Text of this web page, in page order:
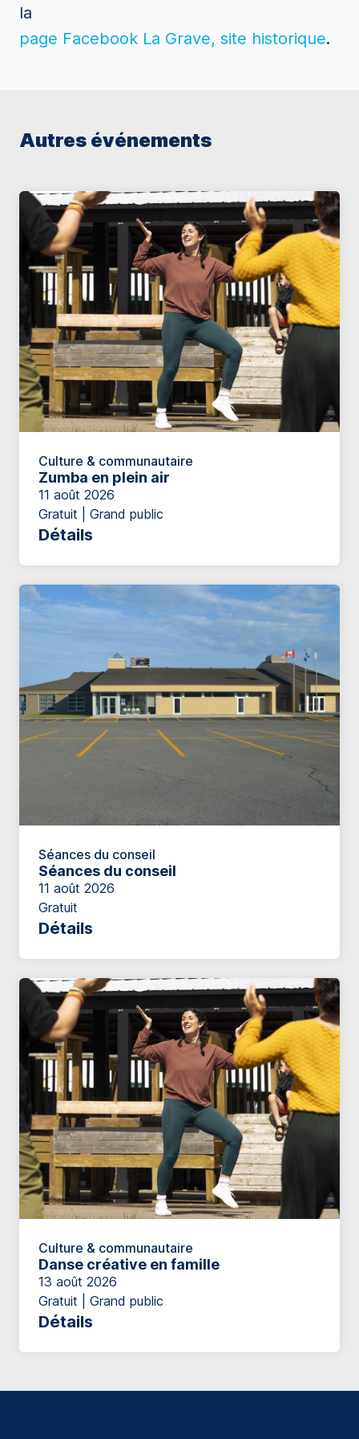
la
page Facebook La Grave, site historique.
Autres événements
Culture & communautaire
Zumba en plein air
11 août 2026
Gratuit | Grand public
Détails
Séances du conseil
Séances du conseil
11 août 2026
Gratuit
Détails
Culture & communautaire
Danse créative en famille
13 août 2026
Gratuit | Grand public
Détails